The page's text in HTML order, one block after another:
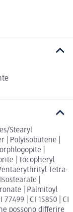
Stearyl
| Polyisobutene |
|
| Tocopheryl
Tetra-
|
| Palmitoyl
77499 | CI 15850 | CI
possono differire